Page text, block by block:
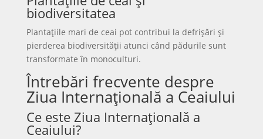
biodiversitatea
Plantațiile mari de ceai pot contribui la defrișări și
pierderea biodiversității atunci când pădurile sunt
transformate în monoculturi.
Întrebări frecvente despre
Ziua Internațională a Ceaiului
Ce este Ziua Internațională a
Ceaiului?